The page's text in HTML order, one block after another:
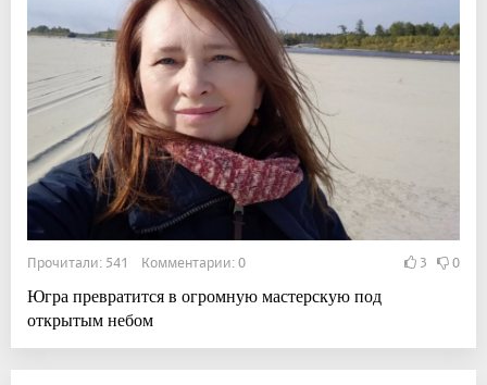
Прочитали: 541 Комментарии: 0 3 0
Югра превратится в огромную мастерскую под
открытым небом